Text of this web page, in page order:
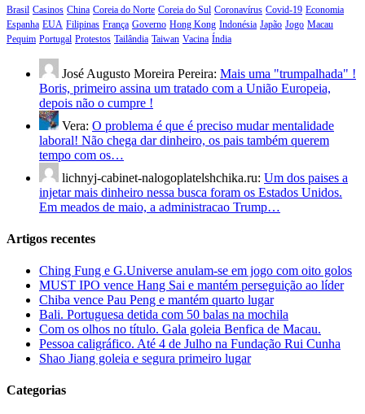
Brasil Casinos China Coreia do Norte Coreia do Sul Coronavírus Covid-19 Economia
Espanha EUA Filipinas França Governo Hong Kong Indonésia Japão Jogo Macau
Pequim Portugal Protestos Tailândia Taiwan Vacina Índia
José Augusto Moreira Pereira: Mais uma "trumpalhada" !
Boris, primeiro assina um tratado com a União Europeia,
depois não o cumpre !
Vera: O problema é que é preciso mudar mentalidade
laboral! Não chega dar dinheiro, os pais também querem
tempo com os…
lichnyj-cabinet-nalogoplatelshchika.ru: Um dos paises a
injetar mais dinheiro nessa busca foram os Estados Unidos.
Em meados de maio, a administracao Trump…
Artigos recentes
Ching Fung e G.Universe anulam-se em jogo com oito golos
MUST IPO vence Hang Sai e mantém perseguição ao líder
Chiba vence Pau Peng e mantém quarto lugar
Bali. Portuguesa detida com 50 balas na mochila
Com os olhos no título. Gala goleia Benfica de Macau.
Pessoa caligráfico. Até 4 de Julho na Fundação Rui Cunha
Shao Jiang goleia e segura primeiro lugar
Categorias